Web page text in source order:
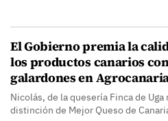
El Gobierno premia la
los productos canarios
galardones en
Nicolás, de la quesería Finca de Uga
distinción de Mejor Queso de